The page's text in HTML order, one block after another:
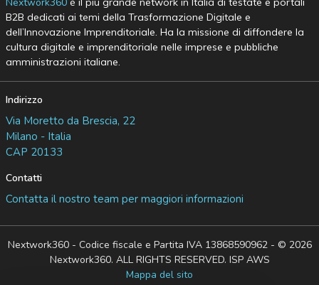
B2B dedicati ai temi della Trasformazione Digitale e
dell’Innovazione Imprenditoriale. Ha la missione di diffondere la
cultura digitale e imprenditoriale nelle imprese e pubbliche
amministrazioni italiane.
Indirizzo
Via Moretto da Brescia, 22
Milano - Italia
CAP 20133
Contatti
Contatta il nostro team per maggiori informazioni
Nextwork360 - Codice fiscale e Partita IVA 13868590962 - © 2026
Nextwork360. ALL RIGHTS RESERVED. ISP AWS
Mappa del sito